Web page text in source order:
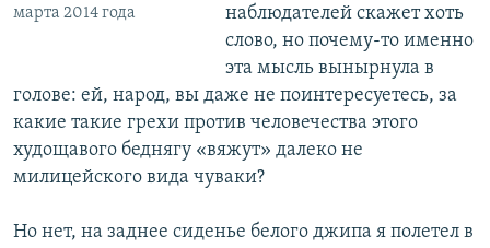
марта 2014 года
наблюдателей скажет хоть
слово, но почему-то именно
эта мысль вынырнула в
голове: ей, народ, вы даже не поинтересуетесь, за
какие такие грехи против человечества этого
худощавого беднягу «вяжут» далеко не
милицейского вида чуваки?
Но нет, на заднее сиденье белого джипа я полетел в